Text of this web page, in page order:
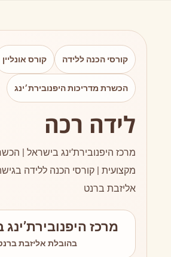
קורסי הכנה ללידה קורס אונליין
הכשרת מדריכות היפנובירת׳ינג
לידה רכה
מרכז היפנובירת’ינג בישראל |
מקצועית | קורסי הכנה ללידה
אליזבת ברנט
מרכז
בהובלת אליזבת